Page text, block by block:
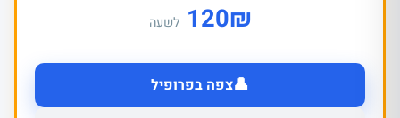
₪
120 לשעה
👤צפה בפרופיל